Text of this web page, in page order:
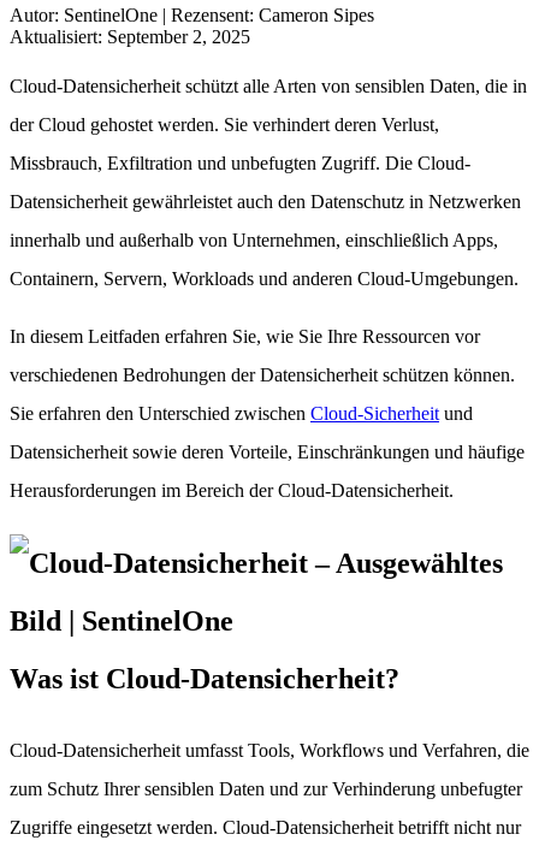
Autor: SentinelOne | Rezensent: Cameron Sipes
Aktualisiert: September 2, 2025
Cloud-Datensicherheit schützt alle Arten von sensiblen Daten, die in
der Cloud gehostet werden. Sie verhindert deren Verlust,
Missbrauch, Exfiltration und unbefugten Zugriff. Die Cloud-
Datensicherheit gewährleistet auch den Datenschutz in Netzwerken
innerhalb und außerhalb von Unternehmen, einschließlich Apps,
Containern, Servern, Workloads und anderen Cloud-Umgebungen.
In diesem Leitfaden erfahren Sie, wie Sie Ihre Ressourcen vor
verschiedenen Bedrohungen der Datensicherheit schützen können.
Sie erfahren den Unterschied zwischen Cloud-Sicherheit und
Datensicherheit sowie deren Vorteile, Einschränkungen und häufige
Herausforderungen im Bereich der Cloud-Datensicherheit.
Was ist Cloud-Datensicherheit?
Cloud-Datensicherheit umfasst Tools, Workflows und Verfahren, die
zum Schutz Ihrer sensiblen Daten und zur Verhinderung unbefugter
Zugriffe eingesetzt werden. Cloud-Datensicherheit betrifft nicht nur